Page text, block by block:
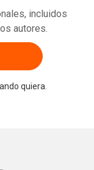
incluidos
autores.
quiera.